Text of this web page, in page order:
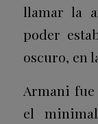
llamar la
poder
oscuro, en
Armani
el